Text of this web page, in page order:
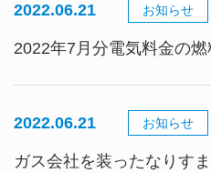
2022.06.21 お知らせ
2022年7月分電気料金の
2022.06.21 お知らせ
ガス会社を装ったなりす